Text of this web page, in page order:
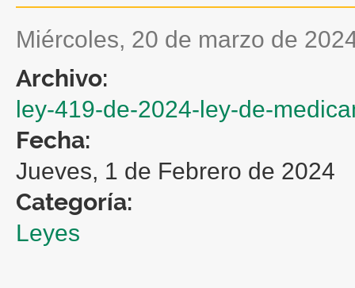
miércoles, 20 de marzo de
Archivo:
ley-419-de-2024-ley-de-
Fecha:
Jueves, 1 de Febrero de 2024
Categoría:
Leyes